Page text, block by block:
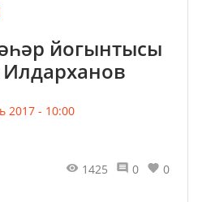
йогынтысы
2017 - 10:00
1425 0 0